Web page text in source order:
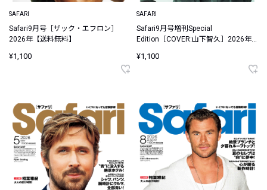
SAFARI
Safari9月号［ザック・エフロン］
2026年【送料無料】
¥1,100
SAFARI
Safari9月号増刊Special
Edition［COVER:山下智久］2026年
¥1,100